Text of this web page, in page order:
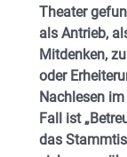
Theater
als Antrieb,
Mitdenken,
oder
Nachlesen
Fall ist
das